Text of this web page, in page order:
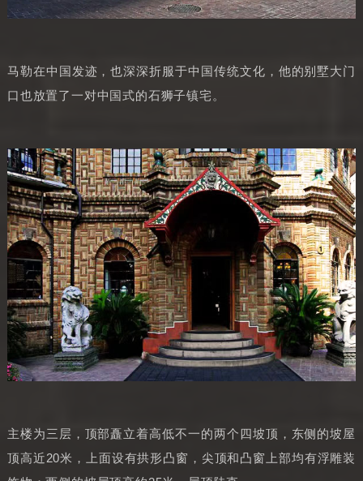
马勒在中国发迹，也深深折服于中国传统文化，他的别墅大门
口也放置了一对中国式的石狮子镇宅。
主楼为三层，顶部矗立着高低不一的两个四坡顶，东侧的坡屋
顶高近20米，上面设有拱形凸窗，尖顶和凸窗上部均有浮雕装